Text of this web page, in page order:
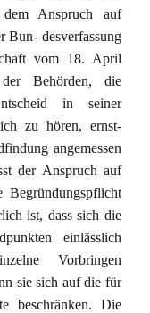
Anspruch auf
Bun- desverfassung
vom 18. April
Behörden, die
in seiner
zu hören, ernst-
angemessen
der Anspruch auf
Begründungspflicht
ist, dass sich die
einlässlich
Vorbringen
sie sich auf die für
beschränken. Die